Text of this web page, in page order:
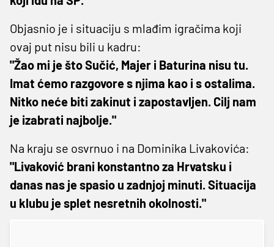
Objasnio je i situaciju s mlađim igračima koji
ovaj put nisu bili u kadru:
"Žao mi je što Sučić, Majer i Baturina nisu tu.
Imat ćemo razgovore s njima kao i s ostalima.
Nitko neće biti zakinut i zapostavljen. Cilj nam
je izabrati najbolje."
Na kraju se osvrnuo i na Dominika Livakovića:
"Livaković brani konstantno za Hrvatsku i
danas nas je spasio u zadnjoj minuti. Situacija
u klubu je splet nesretnih okolnosti."